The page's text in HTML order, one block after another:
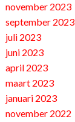
november 2023
september 2023
juli 2023
juni 2023
april 2023
maart 2023
januari 2023
november 2022